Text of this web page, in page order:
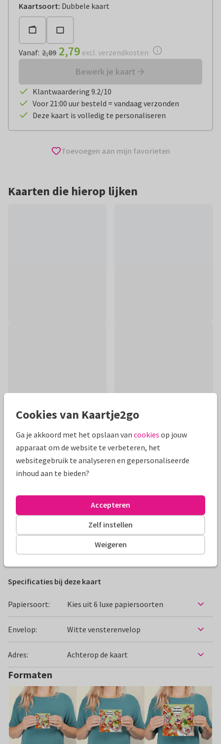
Kaartsoort: Dubbele kaart
Vanaf:€ 2,79 excl. verzendkosten
Vanaf: 2,89 2,79 excl. verzendkosten
Bewerk je kaart
Klantwaardering 9.2/10
Voor 21:00 uur besteld = vandaag verzonden
Deze kaart is volledig te personaliseren
Toevoegen aan mijn favorieten
Kaarten die hierop lijken
Productinformatie
Iemand beterschap wensen? Leuke kaart met grappige
achtergrondkleur kan je aanpassen.
Alle kaarten zijn helemaal naar wens aan te passen
Beterschapskaarten Hans Elsenburg Dieren
Specificaties bij deze kaart
Papiersoort: Kies uit 6 luxe papiersoorten
Envelop: Witte vensterenvelop
Adres: Achterop de kaart
Formaten
Cookies van Kaartje2go
Ga je akkoord met het opslaan van cookies op jouw
apparaat om de website te verbeteren, het
websitegebruik te analyseren en gepersonaliseerde
inhoud aan te bieden?
Weigeren
Zelf instellen
Accepteren